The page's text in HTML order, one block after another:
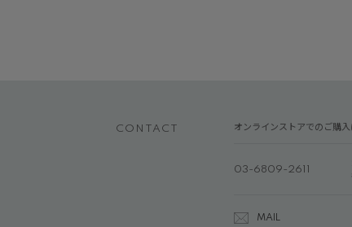
CONTACT オンラインストアでのご購
03-6809-2611
MAIL